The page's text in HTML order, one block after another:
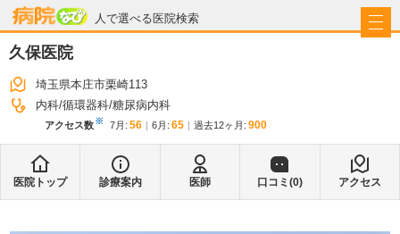
人で選べる医院検索
病院なび
久保医院
埼玉県本庄市栗崎113
内科 循環器科 糖尿病内科
アクセス数※ 7月 : 56 6月 : 65 過去12ヶ月: 900
医院トップ 診療案内 医師 口コミ(0) アクセス